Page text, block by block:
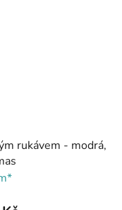
rukávem - modrá,